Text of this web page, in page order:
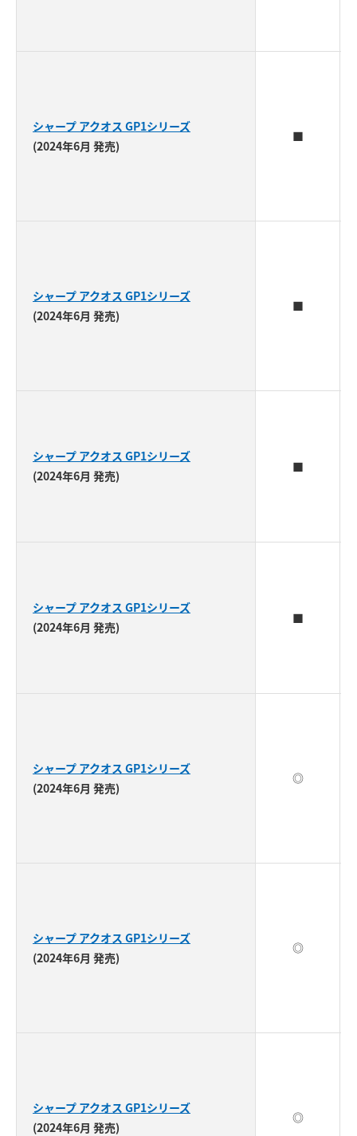
シャープ アクオス GP1シリーズ
(2024年6月 発売)
■
シャープ アクオス GP1シリーズ
(2024年6月 発売)
■
シャープ アクオス GP1シリーズ
(2024年6月 発売)
■
シャープ アクオス GP1シリーズ
(2024年6月 発売)
■
シャープ アクオス GP1シリーズ
(2024年6月 発売)
◎
シャープ アクオス GP1シリーズ
(2024年6月 発売)
◎
シャープ アクオス GP1シリーズ
(2024年6月 発売)
◎